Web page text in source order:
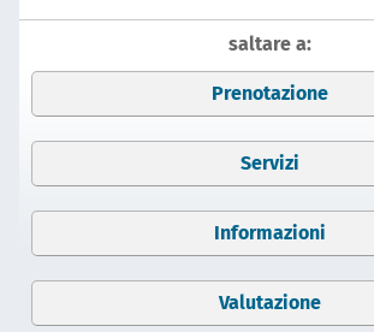
saltare a:
Prenotazione
Servizi
Informazioni
Valutazione